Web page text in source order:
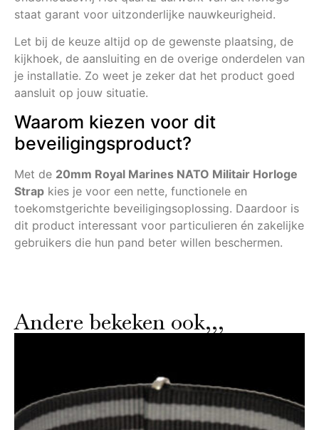
staat garant voor uitzonderlijke nauwkeurigheid.
Let bij de keuze altijd op de gewenste plaatsing, de
kijkhoek, de aansluiting en de overige onderdelen van
je installatie. Zo weet je zeker dat het product goed
aansluit op jouw situatie.
Waarom kiezen voor dit
beveiligingsproduct?
Met de 20mm Royal Marines NATO Militair Horloge
Strap kies je voor een nette, functionele en
toekomstgerichte beveiligingsoplossing. Daardoor is
dit product interessant voor particulieren én zakelijke
gebruikers die hun pand beter willen beschermen.
Andere bekeken ook,,,